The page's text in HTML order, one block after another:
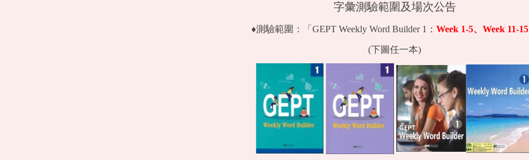
字彙測驗範圍及場次公告
♦測驗範圍：「GEPT Weekly Word Builder 1： Week 1-5、Week 11-15
(下圖任一本)